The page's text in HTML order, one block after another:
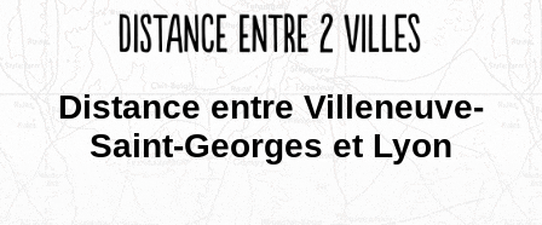
Distance entre Villeneuve-
Saint-Georges et Lyon